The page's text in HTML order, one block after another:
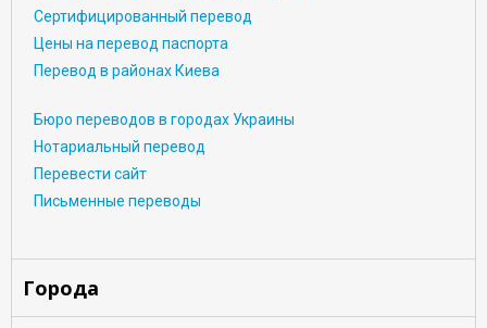
Сертифицированный перевод
Цены на перевод паспорта
Перевод в районах Киева
Бюро переводов в городах Украины
Нотариальный перевод
Перевести сайт
Письменные переводы
Города